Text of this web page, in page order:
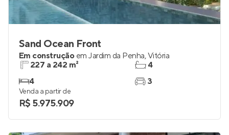
Sand Ocean Front
Em construção em Jardim da Penha,Vitória
227 a 242 m²
4
4
3
Venda a partir de
R$ 5.975.909